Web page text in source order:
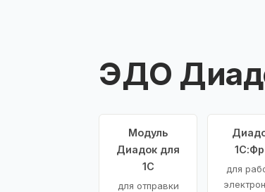
ЭДО
Модуль
Диадок для
1С
для отправки
для